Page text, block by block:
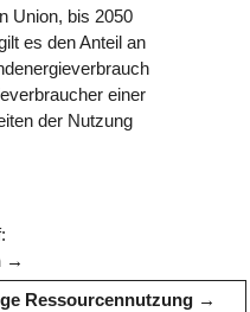
Union, bis 2050
es den Anteil an
einer
der Nutzung
Ressourcennutzung